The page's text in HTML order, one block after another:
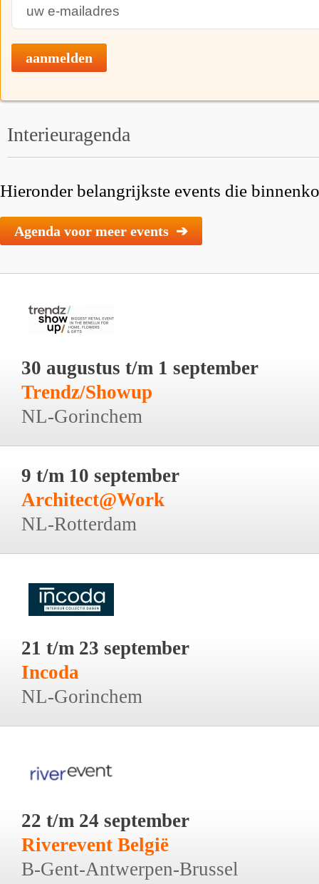
aanmelden
Interieuragenda
Hieronder belangrijkste events die
Agenda voor meer events ➔
30 augustus t/m 1 september
Trendz/Showup
NL-Gorinchem
9 t/m 10 september
Architect@Work
NL-Rotterdam
21 t/m 23 september
Incoda
NL-Gorinchem
22 t/m 24 september
Riverevent België
B-Gent-Antwerpen-Brussel